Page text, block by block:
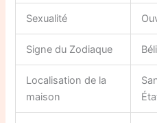
Sexualité
Signe du Zodiaque
Localisation de la
maison